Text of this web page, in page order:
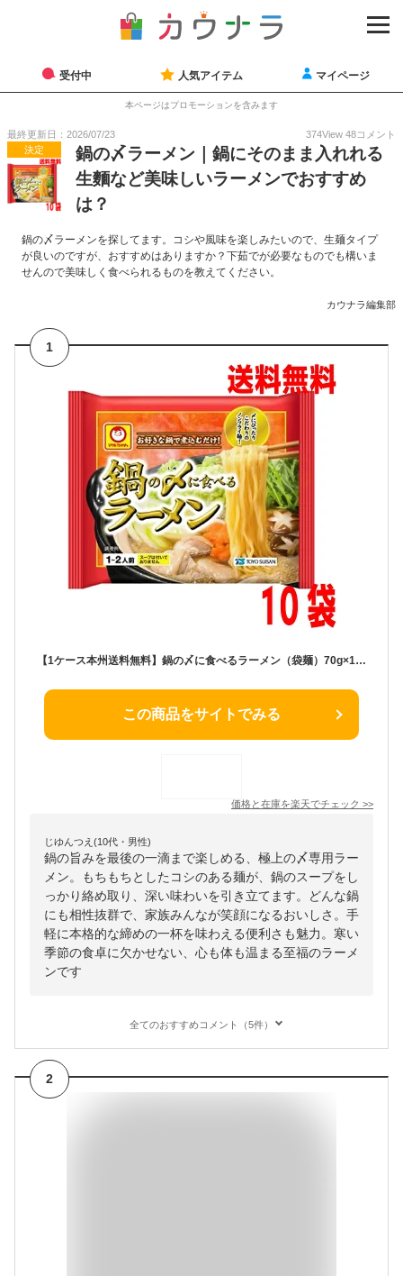
受付中 人気アイテム マイページ
本ページはプロモーションを含みます
最終更新日：2026/07/23 374View 48コメント
決定
鍋の〆ラーメン｜鍋にそのまま入れれる
生麵など美味しいラーメンでおすすめ
は？
鍋の〆ラーメンを探してます。コシや風味を楽しみたいので、生麺タイプ
が良いのですが、おすすめはありますか？下茹でが必要なものでも構いま
せんので美味しく食べられるものを教えてください。
カウナラ編集部
1
【1ケース本州送料無料】鍋の〆に食べるラーメン（袋麺）70g×10袋北海道・四国・九州行きは追加送料220円かかります。マルちゃん東洋水産
この商品をサイトでみる
価格と在庫を楽天でチェック >>
じゆんつえ(10代・男性)
鍋の旨みを最後の一滴まで楽しめる、極上の〆専用ラー
メン。もちもちとしたコシのある麺が、鍋のスープをし
っかり絡め取り、深い味わいを引き立てます。どんな鍋
にも相性抜群で、家族みんなが笑顔になるおいしさ。手
軽に本格的な締めの一杯を味わえる便利さも魅力。寒い
季節の食卓に欠かせない、心も体も温まる至福のラーメ
ンです
全てのおすすめコメント（5件）
2